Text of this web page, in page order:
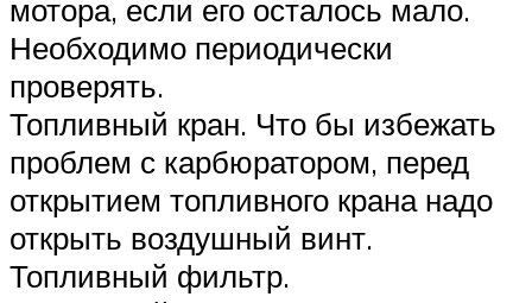
мотора, если его осталось мало.
Необходимо периодически
проверять.
Топливный кран. Что бы избежать
проблем с карбюратором, перед
открытием топливного крана надо
открыть воздушный винт.
Топливный фильтр.